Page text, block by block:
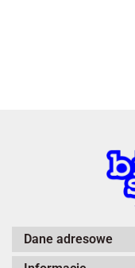
Dane adresowe